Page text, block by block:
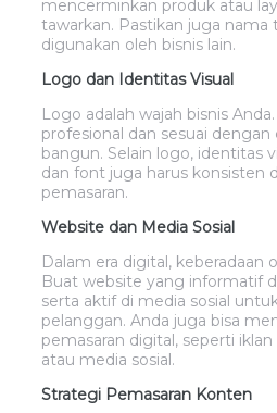
mencerminkan produk atau
tawarkan. Pastikan juga
digunakan oleh bisnis lain.
Logo dan Identitas Visual
Logo adalah wajah bisnis
profesional dan sesuai
bangun. Selain logo, identitas
dan font juga harus konsisten
pemasaran.
Website dan Media Sosial
Dalam era digital, keberadaan
Buat website yang informatif
serta aktif di media sosial
pelanggan. Anda juga bisa
pemasaran digital, seperti
atau media sosial.
Strategi Pemasaran Konten